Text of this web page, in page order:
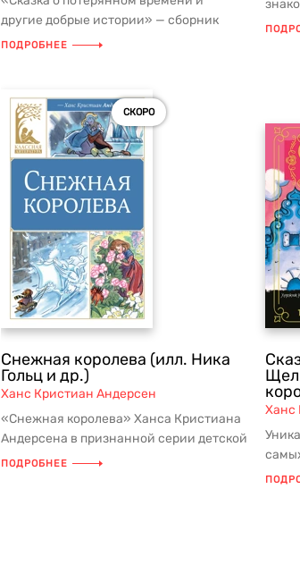
другие добрые истории» — сборник
произведений Евгения Шварца в серии
ПОДРОБНЕЕ
СКОРО
Снежная королева (илл. Ника
Гольц и др.)
Ханс Кристиан Андерсен
«Снежная королева» Ханса Кристиана
Андерсена в признанной серии детской
классики из школьной програм...
ПОДРОБНЕЕ
Ханс